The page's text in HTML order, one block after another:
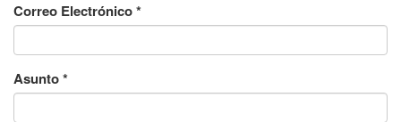
Correo Electrónico*
Asunto*